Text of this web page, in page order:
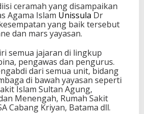
ceramah yang disampaikan
Agama Islam Unissula Dr
yang baik tersebut
dan mars yayasan.
semua jajaran di lingkup
pengawas dan pengurus.
dari semua unit, bidang
di bawah yayasan seperti
Islam Sultan Agung,
Menengah, Rumah Sakit
Cabang Kriyan, Batama dll.